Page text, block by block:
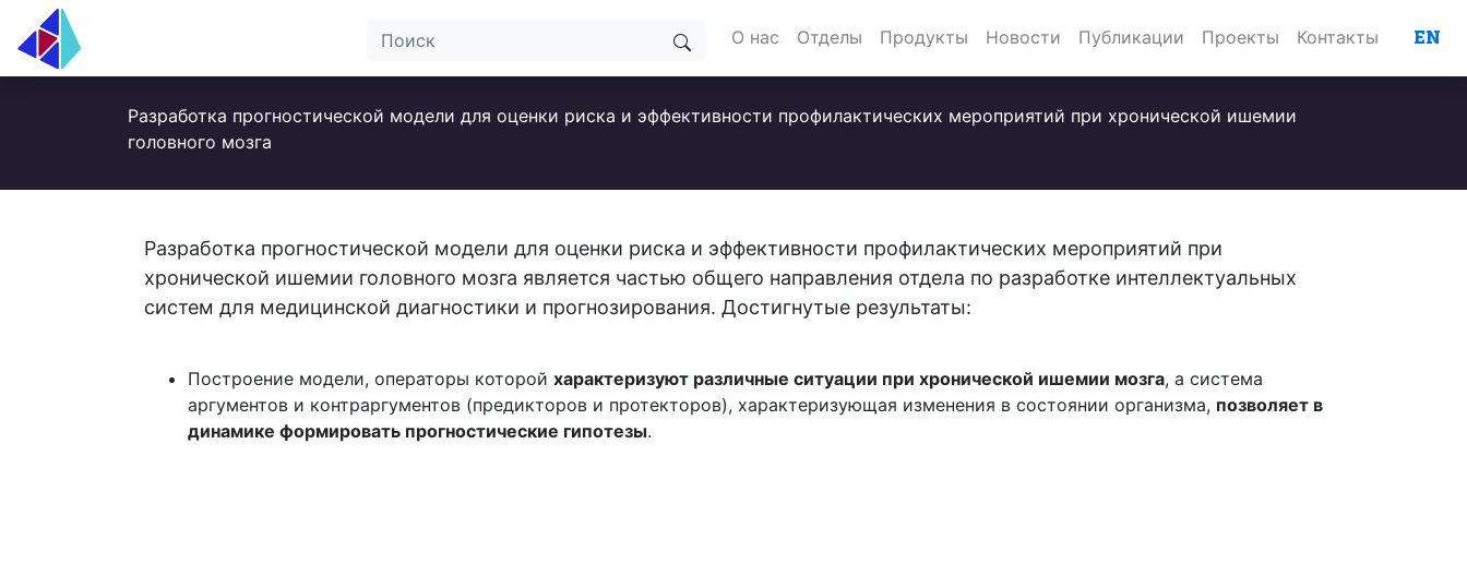
О нас Отделы Продукты Новости Публикации Проекты Контакты EN
Разработка прогностической модели для оценки риска и эффективности профилактических мероприятий при хронической ишемии
головного мозга
Разработка прогностической модели для оценки риска и эффективности профилактических мероприятий при
хронической ишемии головного мозга является частью общего направления отдела по разработке интеллектуальных
систем для медицинской диагностики и прогнозирования. Достигнутые результаты:
Построение модели, операторы которой характеризуют различные ситуации при хронической ишемии мозга, а система
аргументов и контраргументов (предикторов и протекторов), характеризующая изменения в состоянии организма, позволяет в
динамике формировать прогностические гипотезы.